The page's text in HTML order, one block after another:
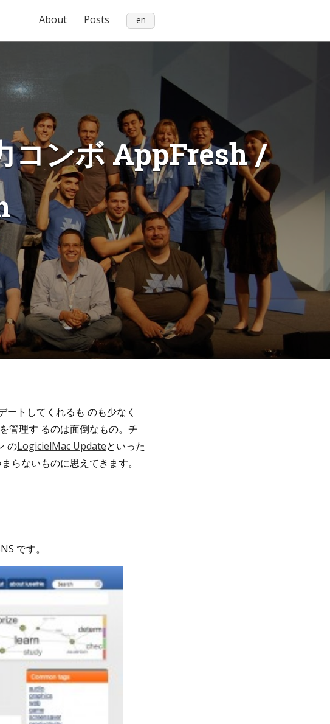
About Posts en
コンボ AppFresh /
ートしてくれるも のも少なく
管理す るのは面倒なもの。チ
のLogicielMac Updateといった
らないものに思えてきます。
です。